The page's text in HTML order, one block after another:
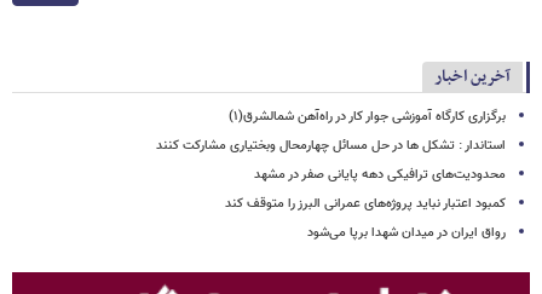
آخرین اخبار
برگزاری کارگاه آموزشی جوار کار در راه‌آهن شمالشرق(۱)
استاندار : تشکل ها در حل مسائل چهارمحال وبختیاری مشارکت کنند
محدودیت‌های ترافیکی دهه پایانی صفر در مشهد
کمبود اعتبار نباید پروژه‌های عمرانی البرز را متوقف کند
رواق ایران در میدان شهدا برپا می‌شود